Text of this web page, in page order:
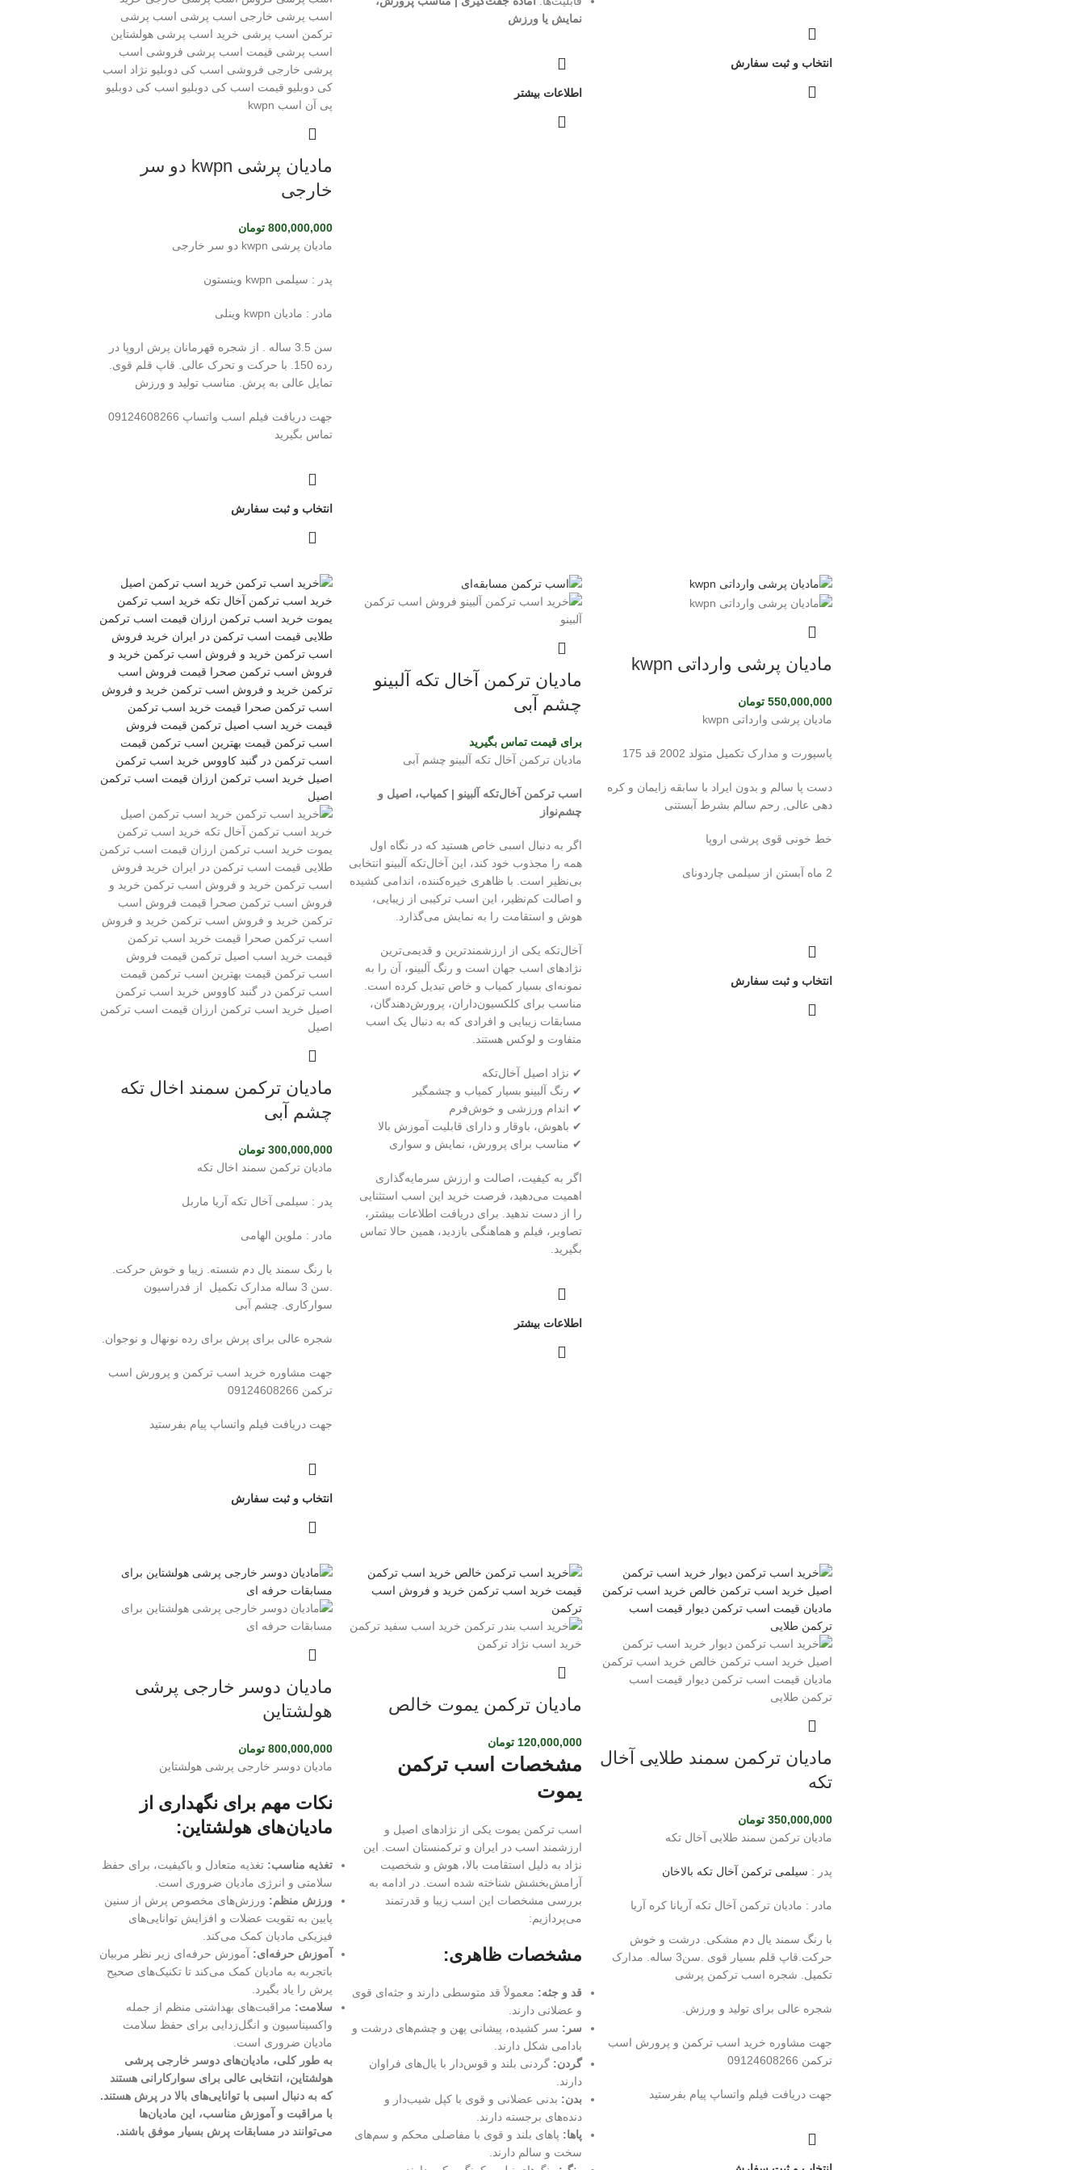
انتخاب و ثبت سفارش
نمایش یا ورزش
اطلاعات بیشتر
مادیان پرشی kwpn دو سر
خارجی
800,000,000 تومان
مادیان پرشی kwpn دو سر خارجی
پدر : سیلمی kwpn وینستون
مادر : مادیان kwpn وینلی
سن 3.5 ساله . از شجره قهرمانان پرش اروپا در
رده 150. با حرکت و تحرک عالی. قاپ قلم قوی.
تمایل عالی به پرش. مناسب تولید و ورزش
جهت دریافت فیلم اسب واتساپ 09124608266
تماس بگیرید
انتخاب و ثبت سفارش
مادیان پرشی وارداتی kwpn
550,000,000 تومان
مادیان پرشی وارداتی kwpn
پاسپورت و مدارک تکمیل متولد 2002 قد 175
دست پا سالم و بدون ایراد با سابقه زایمان و کره
دهی عالی, رحم سالم بشرط آبستنی
خط خونی قوی پرشی اروپا
2 ماه آبستن از سیلمی چاردونای
انتخاب و ثبت سفارش
مادیان ترکمن آخال تکه آلبینو
چشم آبی
برای قیمت تماس بگیرید
مادیان ترکمن آخال تکه آلبینو چشم آبی
اسب ترکمن آخال‌تکه آلبینو | کمیاب، اصیل و
چشم‌نواز
اگر به دنبال اسبی خاص هستید که در نگاه اول
همه را مجذوب خود کند، این آخال‌تکه آلبینو انتخابی
بی‌نظیر است. با ظاهری خیره‌کننده، اندامی کشیده
و اصالت کم‌نظیر، این اسب ترکیبی از زیبایی،
هوش و استقامت را به نمایش می‌گذارد.
آخال‌تکه یکی از ارزشمندترین و قدیمی‌ترین
نژادهای اسب جهان است و رنگ آلبینو، آن را به
نمونه‌ای بسیار کمیاب و خاص تبدیل کرده است.
مناسب برای کلکسیون‌داران، پرورش‌دهندگان،
مسابقات زیبایی و افرادی که به دنبال یک اسب
متفاوت و لوکس هستند.
✔ نژاد اصیل آخال‌تکه
✔ رنگ آلبینو بسیار کمیاب و چشمگیر
✔ اندام ورزشی و خوش‌فرم
✔ باهوش، باوقار و دارای قابلیت آموزش بالا
✔ مناسب برای پرورش، نمایش و سواری
اگر به کیفیت، اصالت و ارزش سرمایه‌گذاری
اهمیت می‌دهید، فرصت خرید این اسب استثنایی
را از دست ندهید. برای دریافت اطلاعات بیشتر،
تصاویر، فیلم و هماهنگی بازدید، همین حالا تماس
بگیرید.
اطلاعات بیشتر
مادیان ترکمن سمند اخال تکه
چشم آبی
300,000,000 تومان
مادیان ترکمن سمند اخال تکه
پدر : سیلمی آخال تکه آریا ماربل
مادر : ملوین الهامی
با رنگ سمند یال دم شسته. زیبا و خوش حرکت.
.سن 3 ساله مدارک تکمیل از فدراسیون
سوارکاری. چشم آبی
شجره عالی برای پرش برای رده نونهال و نوجوان.
جهت مشاوره خرید اسب ترکمن و پرورش اسب
ترکمن 09124608266
جهت دریافت فیلم واتساپ پیام بفرستید
انتخاب و ثبت سفارش
مادیان ترکمن سمند طلایی آخال
تکه
350,000,000 تومان
مادیان ترکمن سمند طلایی آخال تکه
پدر : سیلمی ترکمن آخال تکه بالاخان
مادر : مادیان ترکمن آخال تکه آریانا کره آریا
با رنگ سمند یال دم مشکی. درشت و خوش
حرکت.قاپ قلم بسیار قوی .سن3 ساله. مدارک
تکمیل. شجره اسب ترکمن پرشی
شجره عالی برای تولید و ورزش.
جهت مشاوره خرید اسب ترکمن و پرورش اسب
ترکمن 09124608266
جهت دریافت فیلم واتساپ پیام بفرستید
مادیان ترکمن یموت خالص
120,000,000 تومان
مشخصات اسب ترکمن
یموت
اسب ترکمن یموت یکی از نژادهای اصیل و
ارزشمند اسب در ایران و ترکمنستان است. این
نژاد به دلیل استقامت بالا، هوش و شخصیت
آرامش‌بخشش شناخته شده است. در ادامه به
بررسی مشخصات این اسب زیبا و قدرتمند
می‌پردازیم:
مشخصات ظاهری:
قد و جثه: معمولاً قد متوسطی دارند و جثه‌ای قوی
و عضلانی دارند.
سر: سر کشیده، پیشانی پهن و چشم‌های درشت و
بادامی شکل دارند.
گردن: گردنی بلند و قوس‌دار با یال‌های فراوان
دارند.
بدن: بدنی عضلانی و قوی با کپل شیب‌دار و
دنده‌های برجسته دارند.
پاها: پاهای بلند و قوی با مفاصلی محکم و سم‌های
سخت و سالم دارند.
مادیان دوسر خارجی پرشی
هولشتاین
800,000,000 تومان
مادیان دوسر خارجی پرشی هولشتاین
نکات مهم برای نگهداری از
مادیان‌های هولشتاین:
تغذیه مناسب: تغذیه متعادل و باکیفیت، برای حفظ
سلامتی و انرژی مادیان ضروری است.
ورزش منظم: ورزش‌های مخصوص پرش از سنین
پایین به تقویت عضلات و افزایش توانایی‌های
فیزیکی مادیان کمک می‌کند.
آموزش حرفه‌ای: آموزش حرفه‌ای زیر نظر مربیان
باتجربه به مادیان کمک می‌کند تا تکنیک‌های صحیح
پرش را یاد بگیرد.
سلامت: مراقبت‌های بهداشتی منظم از جمله
واکسیناسیون و انگل‌زدایی برای حفظ سلامت
مادیان ضروری است.
به طور کلی، مادیان‌های دوسر خارجی پرشی
هولشتاین، انتخابی عالی برای سوارکارانی هستند
که به دنبال اسبی با توانایی‌های بالا در پرش هستند.
با مراقبت و آموزش مناسب، این مادیان‌ها
می‌توانند در مسابقات پرش بسیار موفق باشند.